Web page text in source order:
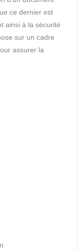
ce dernier est
ainsi à la sécurité
sur un cadre
assurer la